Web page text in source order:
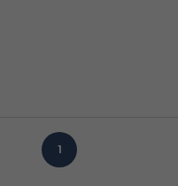
1